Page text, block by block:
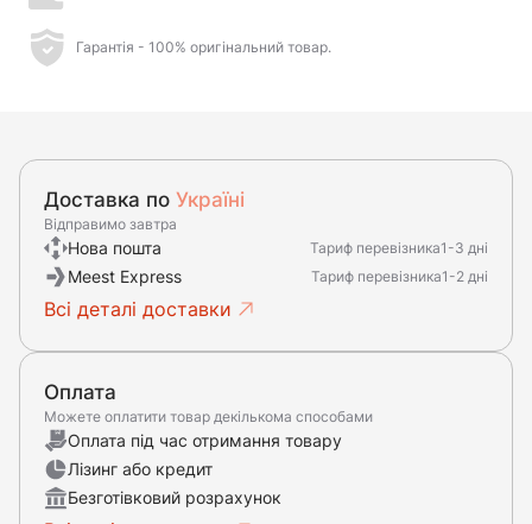
Гарантія - 100% оригінальний товар.
Доставка по Україні
Відправимо завтра
Нова пошта Тариф перевізника1-3 дні
Meest Express Тариф перевізника1-2 дні
Всі деталі доставки
Оплата
Можете оплатити товар декількома способами
Оплата під час отримання товару
Лізинг або кредит
Безготівковий розрахунок